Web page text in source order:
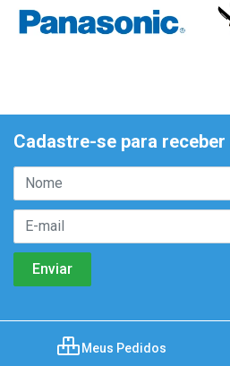
Cadastre-se para
Meus Pedidos